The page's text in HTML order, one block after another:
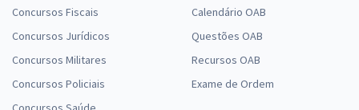
Concursos Fiscais
Concursos Jurídicos
Concursos Militares
Concursos Policiais
Calendário OAB
Questões OAB
Recursos OAB
Exame de Ordem